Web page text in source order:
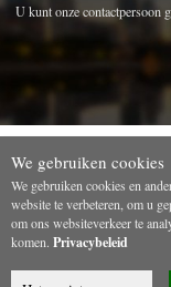
U kunt onze contactpersoon
We gebruiken cookies
We gebruiken cookies en
website te verbeteren, om u
om ons websiteverkeer te
komen. Privacybeleid